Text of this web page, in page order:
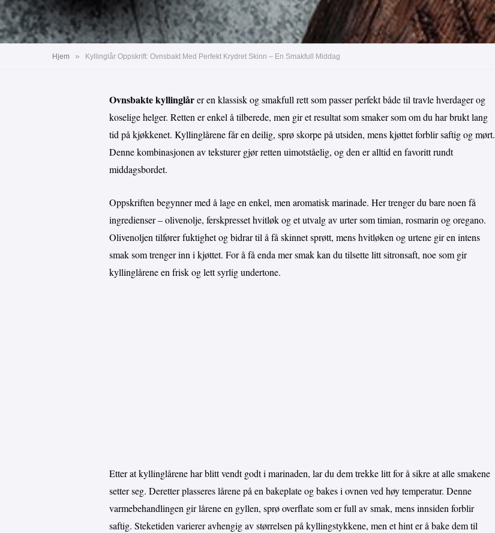
Hjem » Kyllinglår Oppskrift: Ovnsbakt Med Perfekt Krydret Skinn – En Smakfull Middag
Ovnsbakte kyllinglårer en klassisk og smakfull rett som passer perfekt både til travle hverdager og
koselige helger. Retten er enkel å tilberede, men gir et resultat som smaker som om du har brukt lang
tid på kjøkkenet. Kyllinglårene får en deilig, sprø skorpe på utsiden, mens kjøttet forblir saftig og mørt.
Denne kombinasjonen av teksturer gjør retten uimotståelig, og den er alltid en favoritt rundt
middagsbordet.
Oppskriften begynner med å lage en enkel, men aromatisk marinade. Her trenger du bare noen få
ingredienser – olivenolje, ferskpresset hvitløk og et utvalg av urter som timian, rosmarin og oregano.
Olivenoljen tilfører fuktighet og bidrar til å få skinnet sprøtt, mens hvitløken og urtene gir en intens
smak som trenger inn i kjøttet. For å få enda mer smak kan du tilsette litt sitronsaft, noe som gir
kyllinglårene en frisk og lett syrlig undertone.
Etter at kyllinglårene har blitt vendt godt i marinaden, lar du dem trekke litt for å sikre at alle smakene
setter seg. Deretter plasseres lårene på en bakeplate og bakes i ovnen ved høy temperatur. Denne
varmebehandlingen gir lårene en gyllen, sprø overflate som er full av smak, mens innsiden forblir
saftig. Steketiden varierer avhengig av størrelsen på kyllingstykkene, men et hint er å bake dem til